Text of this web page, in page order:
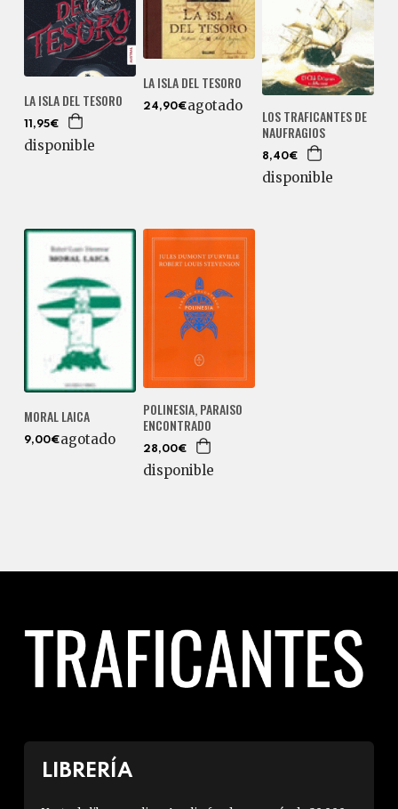
LA ISLA DEL TESORO
11,95€
disponible
LA ISLA DEL TESORO
24,90€agotado
LOS TRAFICANTES DE
NAUFRAGIOS
8,40€
disponible
MORAL LAICA
9,00€agotado
POLINESIA, PARAISO
ENCONTRADO
28,00€
disponible
LIBRERÍA